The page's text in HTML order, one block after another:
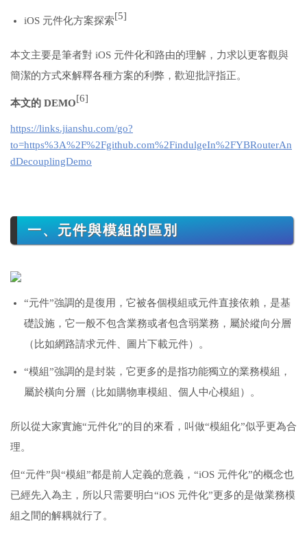
iOS 元件化方案探索[5]
本文主要是筆者對 iOS 元件化和路由的理解，力求以更客觀與
簡潔的方式來解釋各種方案的利弊，歡迎批評指正。
本文的 DEMO[6]
https://links.jianshu.com/go?
to=https%3A%2F%2Fgithub.com%2FindulgeIn%2FYBRouterAn
dDecouplingDemo
一、元件與模組的區別
“元件”強調的是復用，它被各個模組或元件直接依賴，是基
礎設施，它一般不包含業務或者包含弱業務，屬於縱向分層
（比如網路請求元件、圖片下載元件）。
“模組”強調的是封裝，它更多的是指功能獨立的業務模組，
屬於橫向分層（比如購物車模組、個人中心模組）。
所以從大家實施“元件化”的目的來看，叫做“模組化”似乎更為合
理。
但“元件”與“模組”都是前人定義的意義，“iOS 元件化”的概念也
已經先入為主，所以只需要明白“iOS 元件化”更多的是做業務模
組之間的解耦就行了。